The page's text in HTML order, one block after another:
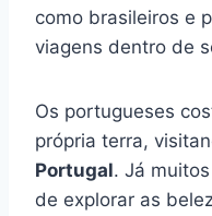
como brasileiros e
viagens dentro de
Os portugueses
própria terra,
Portugal. Já
de explorar as